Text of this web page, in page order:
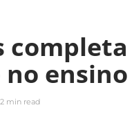
2 min read